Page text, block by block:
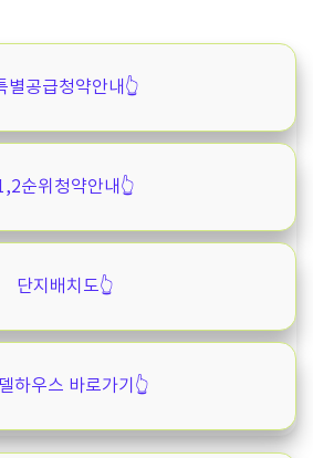
별공급청약안내👆️
순위청약안내👆️
단지배치도👆️
하우스 바로가기👆️